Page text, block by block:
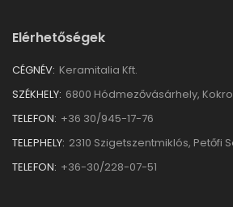
Elérhetőségek
CÉGNÉV: Keramitalia Kft.
SZÉKHELY: 6800 Hódmezővásárhely,
TELEFON: +36 30/945-17-76
TELEPHELY: 2310 Szigetszentmiklós, Petőfi
TELEFON: +36-30/228-07-51